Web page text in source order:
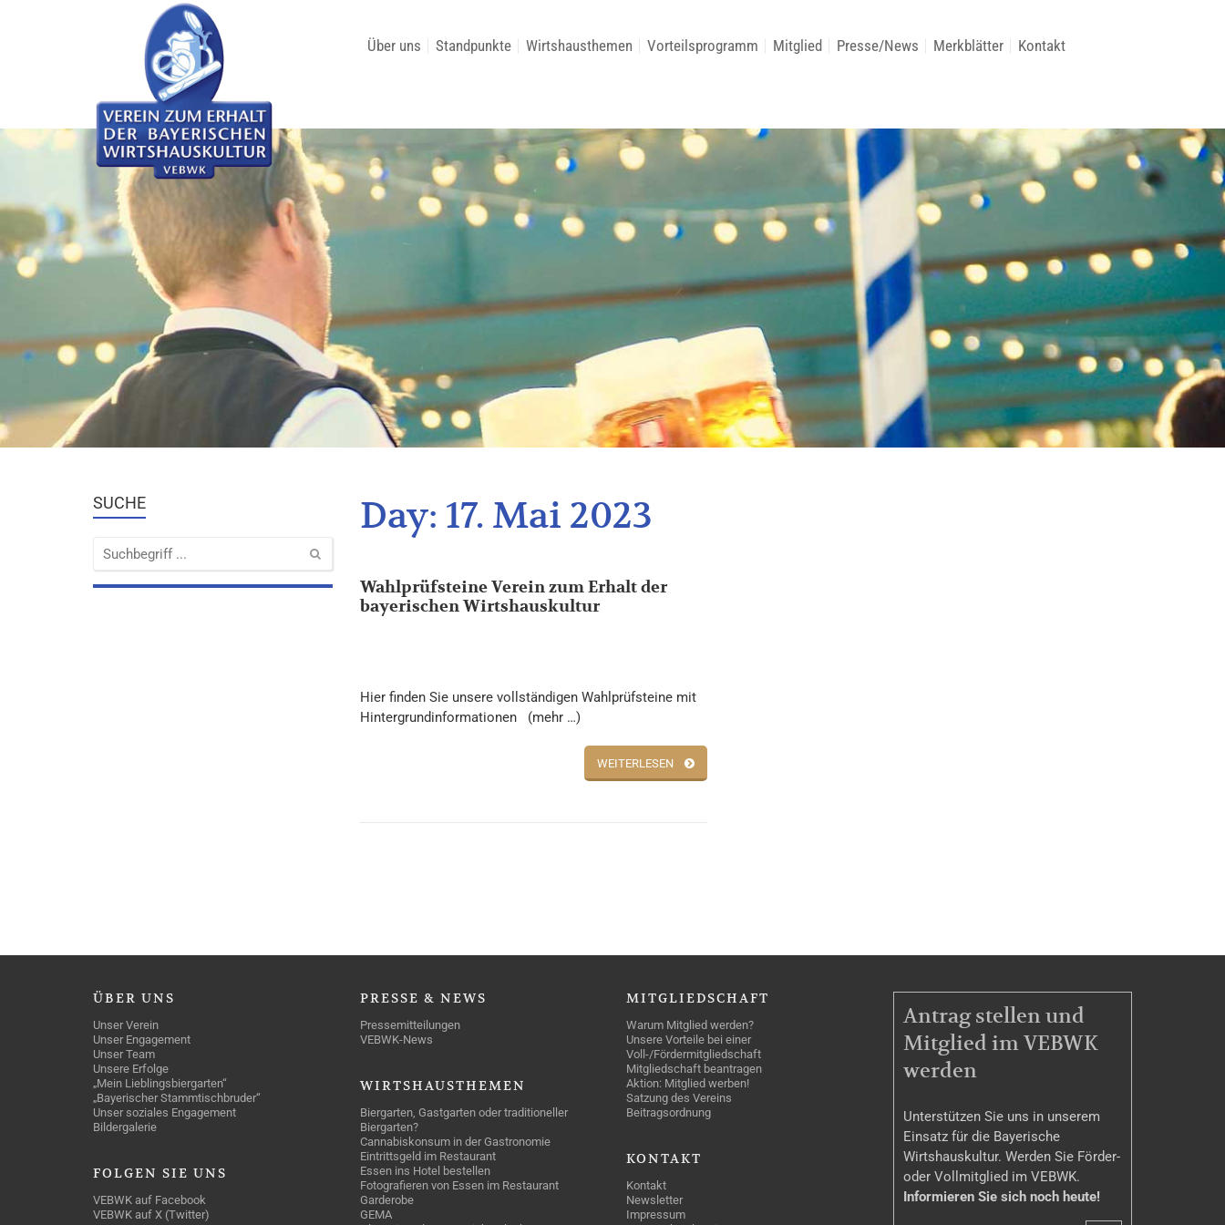
Über uns Standpunkte Wirtshausthemen Vorteilsprogramm Mitglied Presse/News Merkblätter Kontakt
SUCHE Day: 17. Mai 2023
Wahlprüfsteine Verein zum Erhalt der
bayerischen Wirtshauskultur
Hier finden Sie unsere vollständigen Wahlprüfsteine mit
Hintergrundinformationen (mehr …)
WEITERLESEN
ÜBER UNS
Unser Verein
Unser Engagement
Unser Team
Unsere Erfolge
„Mein Lieblingsbiergarten“
„Bayerischer Stammtischbruder“
Unser soziales Engagement
Bildergalerie
FOLGEN SIE UNS
VEBWK auf Facebook
VEBWK auf X (Twitter)
PRESSE & NEWS
Pressemitteilungen
VEBWK-News
WIRTSHAUSTHEMEN
Biergarten, Gastgarten oder traditioneller
Biergarten?
Cannabiskonsum in der Gastronomie
Eintrittsgeld im Restaurant
Essen ins Hotel bestellen
Fotografieren von Essen im Restaurant
Garderobe
GEMA
MITGLIEDSCHAFT
Warum Mitglied werden?
Unsere Vorteile bei einer
Voll-/Fördermitgliedschaft
Mitgliedschaft beantragen
Aktion: Mitglied werben!
Satzung des Vereins
Beitragsordnung
KONTAKT
Kontakt
Newsletter
Impressum
MITGLIEDSCHAFT
Antrag stellen und
Mitglied im VEBWK
werden
Unterstützen Sie uns in unserem
Einsatz für die Bayerische
Wirtshauskultur. Werden Sie Förder-
oder Vollmitglied im VEBWK.
Informieren Sie sich noch heute!